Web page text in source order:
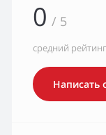
0 / 5
средний
Написать